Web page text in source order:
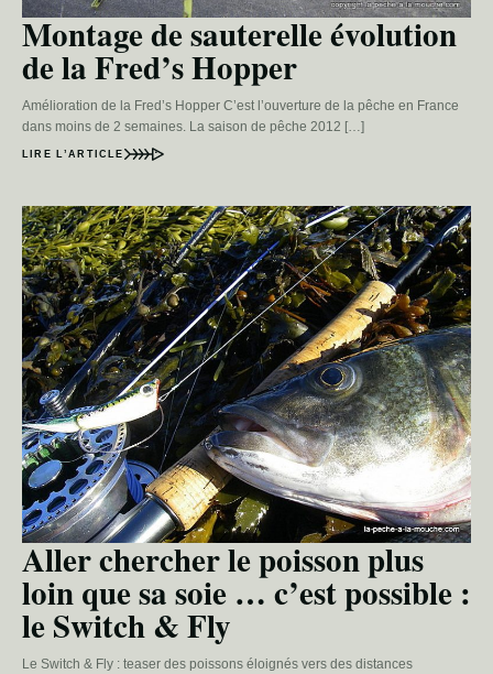
Montage de sauterelle évolution
de la Fred’s Hopper
Amélioration de la Fred’s Hopper C’est l’ouverture de la pêche en France
dans moins de 2 semaines. La saison de pêche 2012 […]
LIRE L’ARTICLE
Aller chercher le poisson plus
loin que sa soie … c’est possible :
le Switch & Fly
Le Switch & Fly : teaser des poissons éloignés vers des distances